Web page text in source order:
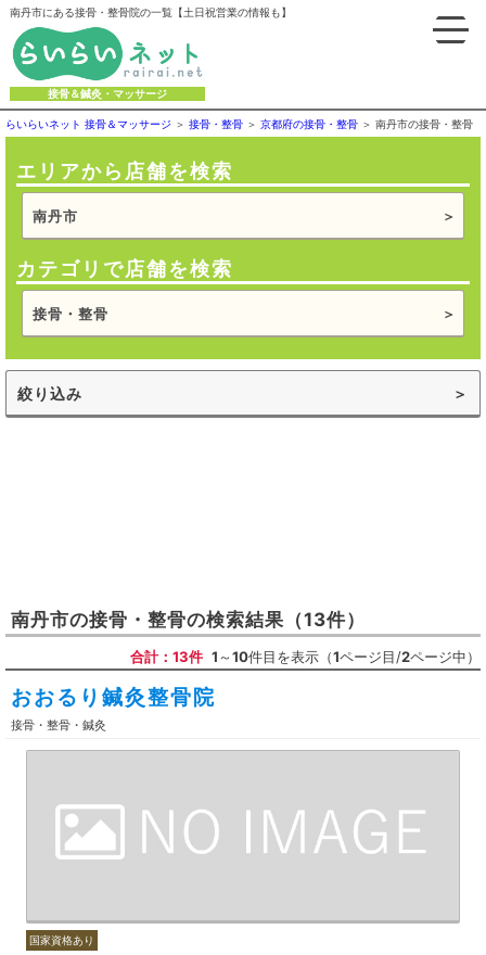
南丹市にある接骨・整骨院の一覧【土日祝営業の情報も】
接骨＆鍼灸・マッサージ
らいらいネット 接骨＆マッサージ 接骨・整骨 京都府の接骨・整骨 南丹市の接骨・整骨
エリアから店舗を検索
南丹市
カテゴリで店舗を検索
接骨・整骨
絞り込み
南丹市の接骨・整骨の検索結果 （13件）
合計：13件 1～10件目を表示（1ページ目/2ページ中）
おおるり鍼灸整骨院
接骨・整骨・鍼灸
国家資格あり